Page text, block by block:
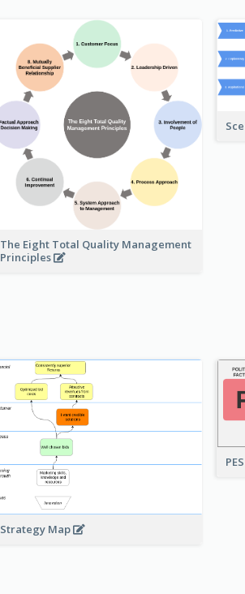
The Eight Total Quality Management
Principles
Strategy Map